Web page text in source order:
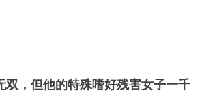
双，但他的特殊嗜好残害女子一千